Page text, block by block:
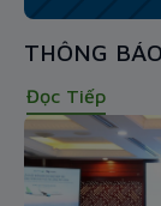
THÔNG
Đọc Tiếp